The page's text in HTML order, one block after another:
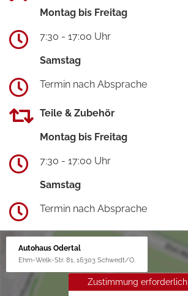
Montag bis Freitag
7:30 - 17:00 Uhr
Samstag
Termin nach Absprache
Teile & Zubehör
Montag bis Freitag
7:30 - 17:00 Uhr
Samstag
Termin nach Absprache
Autohaus Odertal
Ehm-Welk-Str. 81, 16303 Schwedt/O.
Zustimmung erforderlich